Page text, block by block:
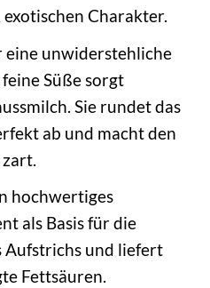
Charakter.
eine unwiderstehliche
Süße sorgt
Sie rundet das
ab und macht den
hochwertiges
als Basis für die
Aufstrichs und liefert
Fettsäuren.